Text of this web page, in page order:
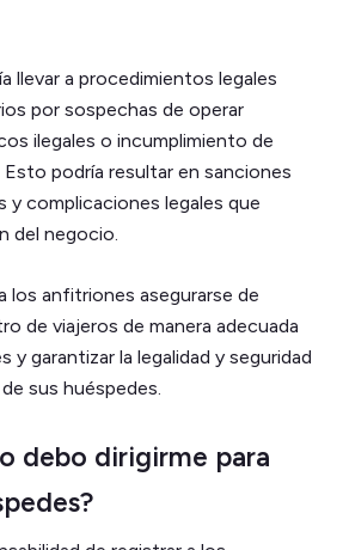
llevar a procedimientos legales
por sospechas de operar
ilegales o incumplimiento de
podría resultar en sanciones
y complicaciones legales que
del negocio.
los anfitriones asegurarse de
de viajeros de manera adecuada
y garantizar la legalidad y seguridad
sus huéspedes.
debo dirigirme para